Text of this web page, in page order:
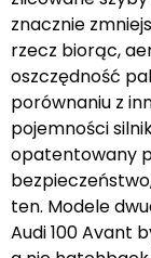
znacznie
rzecz biorąc,
oszczędność
porównaniu z
pojemności
opatentowany
ten. Modele
Audi 100 Avant